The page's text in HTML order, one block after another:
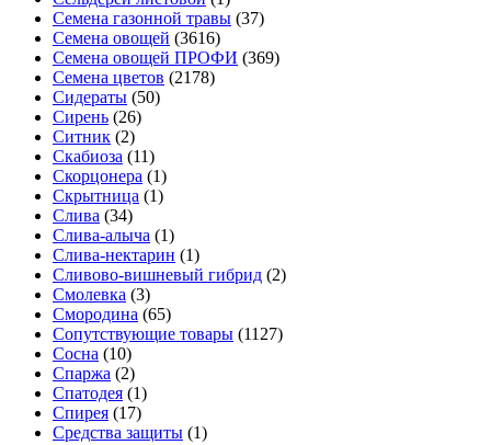
Семена газонной травы (37)
Семена овощей (3616)
Семена овощей ПРОФИ (369)
Семена цветов (2178)
Сидераты (50)
Сирень (26)
Ситник (2)
Скабиоза (11)
Скорцонера (1)
Скрытница (1)
Слива (34)
Слива-алыча (1)
Слива-нектарин (1)
Сливово-вишневый гибрид (2)
Смолевка (3)
Смородина (65)
Сопутствующие товары (1127)
Сосна (10)
Спаржа (2)
Спатодея (1)
Спирея (17)
Средства защиты (1)